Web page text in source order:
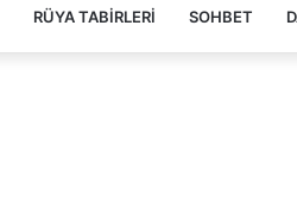
RÜYA TABIRLERI SOHBET